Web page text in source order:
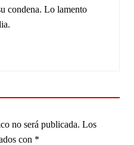
condena. Lo lamento
no será publicada. Los
con *